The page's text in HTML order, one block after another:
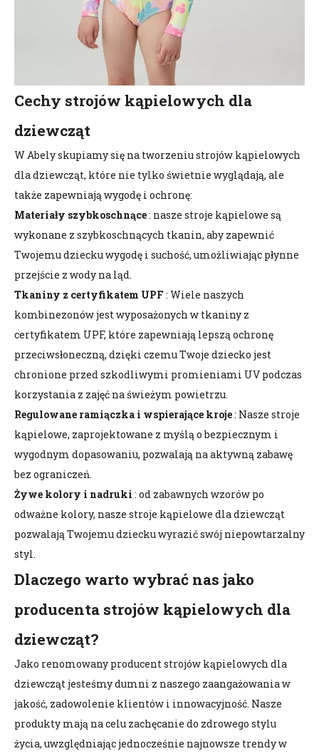
Cechy strojów kąpielowych dla
dziewcząt
W Abely skupiamy się na tworzeniu strojów kąpielowych
dla dziewcząt, które nie tylko świetnie wyglądają, ale
także zapewniają wygodę i ochronę:
Materiały szybkoschnące: nasze stroje kąpielowe są
wykonane z szybkoschnących tkanin, aby zapewnić
Twojemu dziecku wygodę i suchość, umożliwiając płynne
przejście z wody na ląd.
Tkaniny z certyfikatem UPF : Wiele naszych
kombinezonów jest wyposażonych w tkaniny z
certyfikatem UPF, które zapewniają lepszą ochronę
przeciwsłoneczną, dzięki czemu Twoje dziecko jest
chronione przed szkodliwymi promieniami UV podczas
korzystania z zajęć na świeżym powietrzu.
Regulowane ramiączka i wspierające kroje: Nasze stroje
kąpielowe, zaprojektowane z myślą o bezpiecznym i
wygodnym dopasowaniu, pozwalają na aktywną zabawę
bez ograniczeń.
Żywe kolory i nadruki : od zabawnych wzorów po
odważne kolory, nasze stroje kąpielowe dla dziewcząt
pozwalają Twojemu dziecku wyrazić swój niepowtarzalny
styl.
Dlaczego warto wybrać nas jako
producenta strojów kąpielowych dla
dziewcząt?
Jako renomowany producent strojów kąpielowych dla
dziewcząt jesteśmy dumni z naszego zaangażowania w
jakość, zadowolenie klientów i innowacyjność. Nasze
produkty mają na celu zachęcanie do zdrowego stylu
życia, uwzględniając jednocześnie najnowsze trendy w